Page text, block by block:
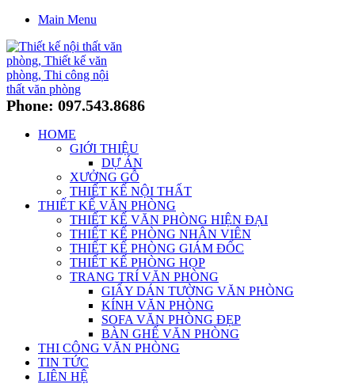
Main Menu
Phone: 097.543.8686
HOME
GIỚI THIỆU
DỰ ÁN
XƯỞNG GỖ
THIẾT KẾ NỘI THẤT
THIẾT KẾ VĂN PHÒNG
THIẾT KẾ VĂN PHÒNG HIỆN ĐẠI
THIẾT KẾ PHÒNG NHÂN VIÊN
THIẾT KẾ PHÒNG GIÁM ĐỐC
THIẾT KẾ PHÒNG HỌP
TRANG TRÍ VĂN PHÒNG
GIẤY DÁN TƯỜNG VĂN PHÒNG
KÍNH VĂN PHÒNG
SOFA VĂN PHÒNG ĐẸP
BÀN GHẾ VĂN PHÒNG
THI CÔNG VĂN PHÒNG
TIN TỨC
LIÊN HỆ